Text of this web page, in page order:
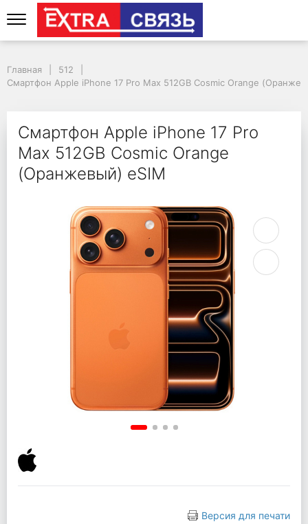
Смартфон Apple
Главная
512
Смартфон Apple iPhone 17 Pro Max 512GB Cosmic Orange
Смартфон Apple iPhone 17 Pro
Max 512GB Cosmic Orange
(Оранжевый) eSIM
Версия для печати